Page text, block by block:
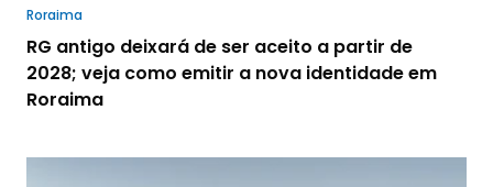
Roraima
RG antigo deixará de ser aceito a partir de
2028; veja como emitir a nova identidade em
Roraima